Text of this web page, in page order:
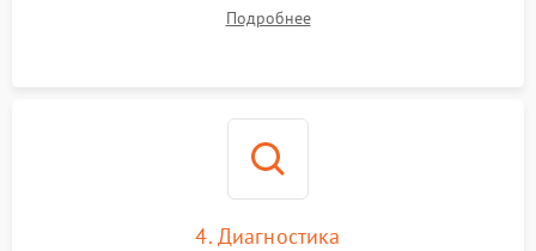
Подробнее
4. Диагностика